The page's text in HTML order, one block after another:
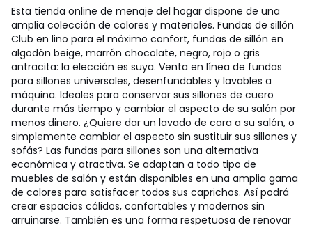
Esta tienda online de menaje del hogar dispone de una
amplia colección de colores y materiales. Fundas de sillón
Club en lino para el máximo confort, fundas de sillón en
algodón beige, marrón chocolate, negro, rojo o gris
antracita: la elección es suya. Venta en línea de fundas
para sillones universales, desenfundables y lavables a
máquina. Ideales para conservar sus sillones de cuero
durante más tiempo y cambiar el aspecto de su salón por
menos dinero. ¿Quiere dar un lavado de cara a su salón, o
simplemente cambiar el aspecto sin sustituir sus sillones y
sofás? Las fundas para sillones son una alternativa
económica y atractiva. Se adaptan a todo tipo de
muebles de salón y están disponibles en una amplia gama
de colores para satisfacer todos sus caprichos. Así podrá
crear espacios cálidos, confortables y modernos sin
arruinarse. También es una forma respetuosa de renovar